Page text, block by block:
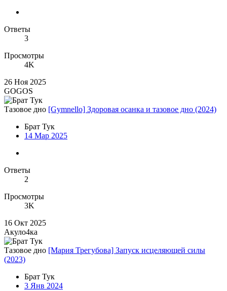
Ответы
3
Просмотры
4K
26 Ноя 2025
GOGOS
Тазовое дно [Gymnello] Здоровая осанка и тазовое дно (2024)
Брат Тук
14 Мар 2025
Ответы
2
Просмотры
3K
16 Окт 2025
Акуло4ка
Тазовое дно [Мария Трегубова] Запуск исцеляющей силы
(2023)
Брат Тук
3 Янв 2024